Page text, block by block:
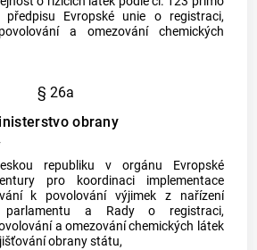
předpisu Evropské unie o registraci,
a omezování chemických
§ 26a
obrany
republiku v orgánu Evropské
pro koordinaci implementace
k povolování výjimek z nařízení
parlamentu a Rady o registraci,
a omezování chemických látek
obrany státu,